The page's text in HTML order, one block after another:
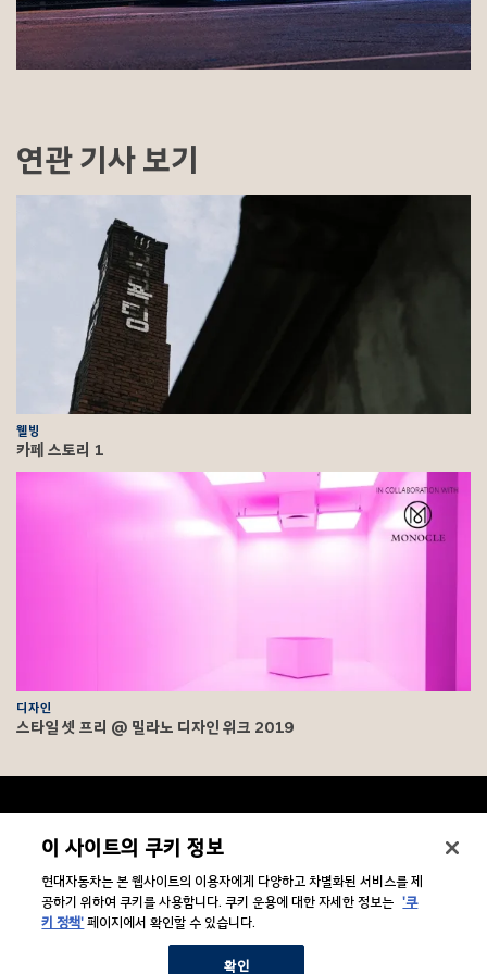
연관 기사 보기
웰빙
카페 스토리 1
디자인
스타일 셋 프리 @ 밀라노 디자인 위크 2019
F
o
문의/법적고지
뉴
보
기
기업소개
하
위
메
뉴
보
위
이 사이트의 쿠키 정보
현대자동차는 본 웹사이트의 이용자에게 다양하고 차별화된 서비스를 제
공하기 위하여 쿠키를 사용합니다. 쿠키 운용에 대한 자세한 정보는 '쿠
키 정책'페이지에서 확인할 수 있습니다.
확인